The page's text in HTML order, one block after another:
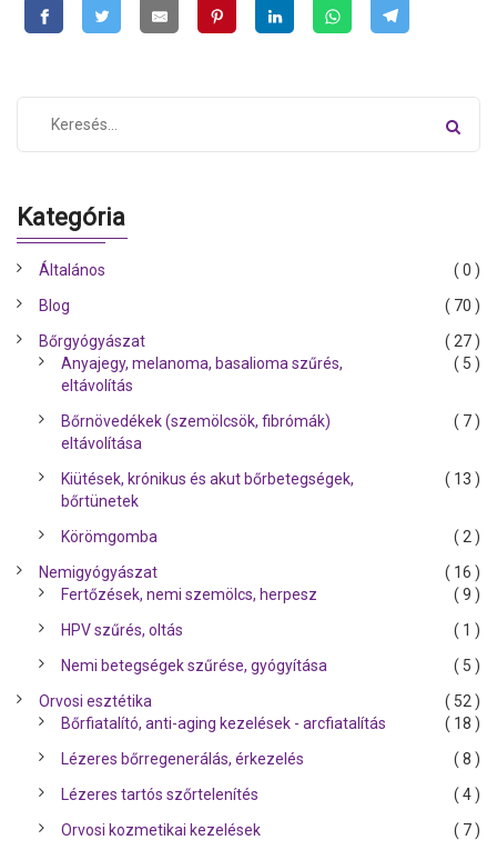
Kategória
Általános
( 0 )
Blog
( 70 )
Bőrgyógyászat
( 27 )
Anyajegy, melanoma, basalioma szűrés,
eltávolítás
( 5 )
Bőrnövedékek (szemölcsök, fibrómák)
eltávolítása
( 7 )
Kiütések, krónikus és akut bőrbetegségek,
bőrtünetek
( 13 )
Körömgomba
( 2 )
Nemigyógyászat
( 16 )
Fertőzések, nemi szemölcs, herpesz
( 9 )
HPV szűrés, oltás
( 1 )
Nemi betegségek szűrése, gyógyítása
( 5 )
Orvosi esztétika
( 52 )
Bőrfiatalító, anti-aging kezelések - arcfiatalítás
( 18 )
Lézeres bőrregenerálás, érkezelés
( 8 )
Lézeres tartós szőrtelenítés
( 4 )
Orvosi kozmetikai kezelések
( 7 )